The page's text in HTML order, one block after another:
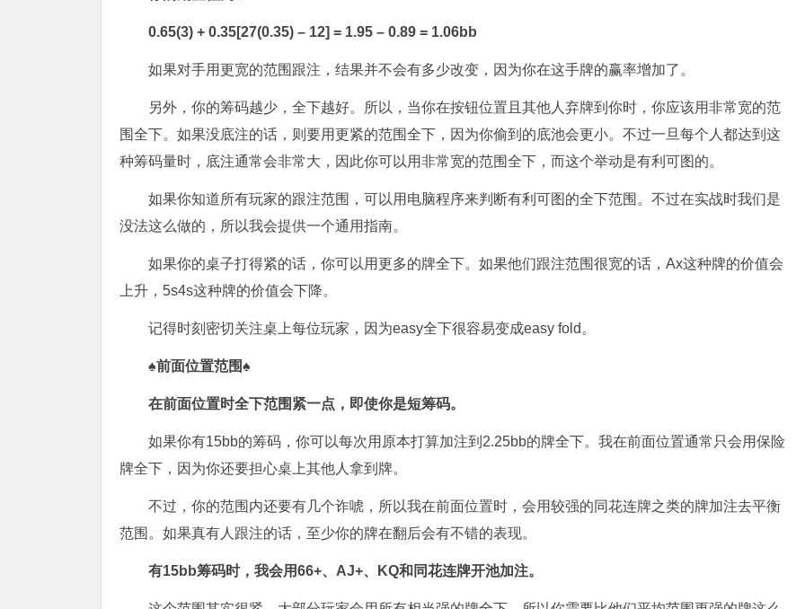
0.65(3) + 0.35[27(0.35) – 12] = 1.95 – 0.89 = 1.06bb
如果对手用更宽的范围跟注，结果并不会有多少改变，因为你在这手牌的赢率增加了。
另外，你的筹码越少，全下越好。所以，当你在按钮位置且其他人弃牌到你时，你应该用非常宽的范
围全下。如果没底注的话，则要用更紧的范围全下，因为你偷到的底池会更小。不过一旦每个人都达到这
种筹码量时，底注通常会非常大，因此你可以用非常宽的范围全下，而这个举动是有利可图的。
如果你知道所有玩家的跟注范围，可以用电脑程序来判断有利可图的全下范围。不过在实战时我们是
没法这么做的，所以我会提供一个通用指南。
如果你的桌子打得紧的话，你可以用更多的牌全下。如果他们跟注范围很宽的话，Ax这种牌的价值会
上升，5s4s这种牌的价值会下降。
记得时刻密切关注桌上每位玩家，因为easy全下很容易变成easy fold。
♠前面位置范围♠
在前面位置时全下范围紧一点，即使你是短筹码。
如果你有15bb的筹码，你可以每次用原本打算加注到2.25bb的牌全下。我在前面位置通常只会用保险
牌全下，因为你还要担心桌上其他人拿到牌。
不过，你的范围内还要有几个诈唬，所以我在前面位置时，会用较强的同花连牌之类的牌加注去平衡
范围。如果真有人跟注的话，至少你的牌在翻后会有不错的表现。
有15bb筹码时，我会用66+、AJ+、KQ和同花连牌开池加注。